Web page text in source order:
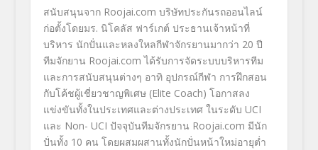
สนับสนุนจาก Roojai.com บริษัทประกันรถออนไลน์
ก่อตั้งโดยมร. นิโคลัส ฟาร์เกต์ ประธานเจ้าหน้าที่
บริหาร นักปั่นและหลงใหลกีฬาจักรยานมากว่า 20 ปี
ทีมจักยาน Roojai.com ได้รับการจัดระบบบริหารทีม
และการสนับสนุนต่างๆ อาทิ อุปกรณ์กีฬา การฝึกสอน
กับโค้ชผู้เชี่ยวชาญพิเศษ (Elite Coach) โอกาสลง
แข่งขันทั้งในประเทศและต่างประเทศ ในระดับ UCI
และ Non- UCI ปัจจุบันทีมจักรยาน Roojai.com มีนัก
ปั่นทั้ง 10 คน โดยผสมผสานทั้งนักปั่นหน้าใหม่อายุต่ำ